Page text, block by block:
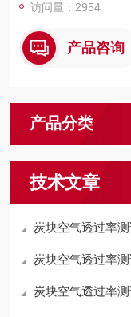
访问量：2954
产品咨询
产品分类
技术文章
炭块空气透过率
炭块空气透过率测
炭块空气透过率